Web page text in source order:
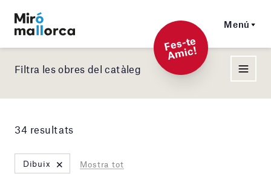
Menú
F
es-t
e
A
mi
c!
Filtra les obres del catàleg
34 resultats
Dibuix × Mostra tot